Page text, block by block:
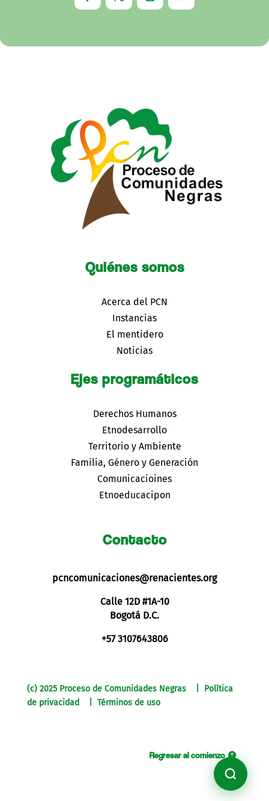
Quiénes somos
Acerca del PCN
Instancias
El mentidero
Noticias
Ejes programáticos
Derechos Humanos
Etnodesarrollo
Territorio y Ambiente
Familia, Género y Generación
Comunicacioines
Etnoeducacipon
Contacto
pcncomunicaciones@renacientes.org
Calle 12D #1A-10
Bogotá D.C.
+57 3107643806
(c) 2025 Proceso de Comunidades Negras | Política
de privacidad | Términos de uso
Regresar al comienzo